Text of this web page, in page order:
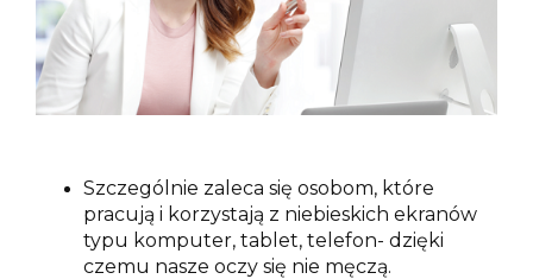
Szczególnie zaleca się osobom, które
pracują i korzystają z niebieskich ekranów
typu komputer, tablet, telefon- dzięki
czemu nasze oczy się nie męczą.